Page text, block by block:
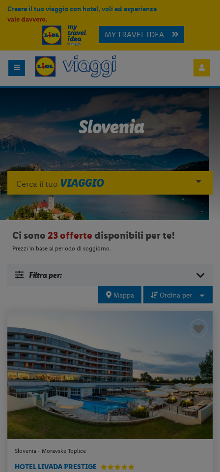
Creare il tuo viaggio con hotel, voli ed esperienze
vale davvero.
MY TRAVEL IDEA
Slovenia
Cerca il tuo VIAGGIO
Ci sono 23 offerte disponibili per te!
Prezzi in base al periodo di soggiorno.
Filtra per:
Mappa Ordina per
Slovenia - Moravske Toplice
HOTEL LIVADA PRESTIGE